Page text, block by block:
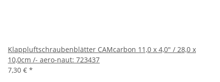
Klappluftschraubenblätter CAMcarbon 11,0 x 4,0" / 28,0 x
10,0cm /- aero-naut: 723437
7,30 € *